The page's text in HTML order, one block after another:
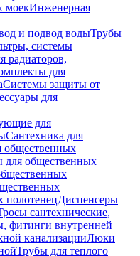
моекИнженерная
и подвод водыТрубы
системы
радиаторов,
для
Системы защиты от
для
для
Сантехника для
общественных
для общественных
полотенецДиспенсеры
сантехнические,
фитинги внутренней
канализацииЛюки
Трубы для теплого